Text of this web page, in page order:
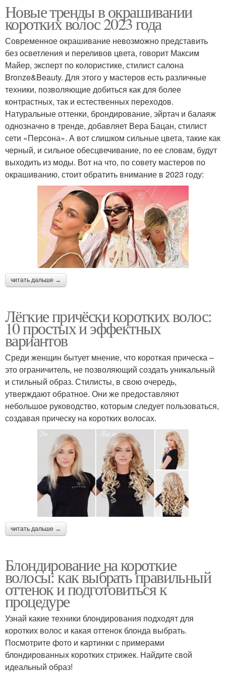
Новые тренды в окрашивании
коротких волос 2023 года
Современное окрашивание невозможно представить
без осветления и переливов цвета, говорит Максим
Майер, эксперт по колористике, стилист салона
Bronze&Beauty. Для этого у мастеров есть различные
техники, позволяющие добиться как для более
контрастных, так и естественных переходов.
Натуральные оттенки, брондирование, эйртач и балаяж
однозначно в тренде, добавляет Вера Бацан, стилист
сети «Персона». А вот слишком сильные цвета, такие как
черный, и сильное обесцвечивание, по ее словам, будут
выходить из моды. Вот на что, по совету мастеров по
окрашиванию, стоит обратить внимание в 2023 году:
читать дальше →
Лёгкие причёски коротких волос:
10 простых и эффектных
вариантов
Среди женщин бытует мнение, что короткая прическа –
это ограничитель, не позволяющий создать уникальный
и стильный образ. Стилисты, в свою очередь,
утверждают обратное. Они же предоставляют
небольшое руководство, которым следует пользоваться,
создавая прическу на коротких волосах.
читать дальше →
Блондирование на короткие
волосы: как выбрать правильный
оттенок и подготовиться к
процедуре
Узнай какие техники блондирования подходят для
коротких волос и какая оттенок блонда выбрать.
Посмотрите фото и картинки с примерами
блондированных коротких стрижек. Найдите свой
идеальный образ!